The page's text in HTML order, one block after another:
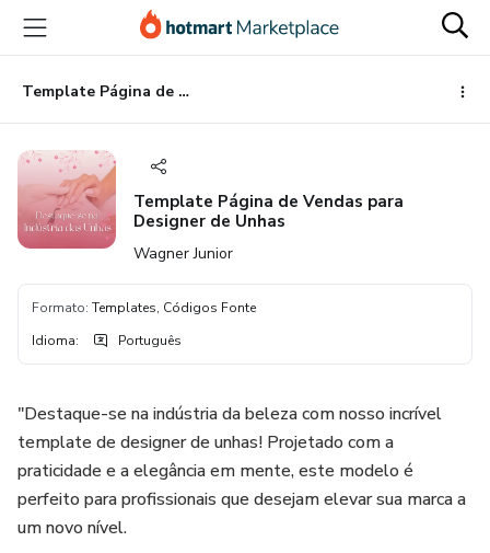
para
conteúdo
principal
para
pagamento
para
rodapé
Template Página de Vendas para Designer de Unhas
Template Página de Vendas para
Designer de Unhas
Wagner Junior
Formato: Templates, Códigos Fonte
Idioma: Português
"Destaque-se na indústria da beleza com nosso incrível
template de designer de unhas! Projetado com a
praticidade e a elegância em mente, este modelo é
perfeito para profissionais que desejam elevar sua marca a
um novo nível.